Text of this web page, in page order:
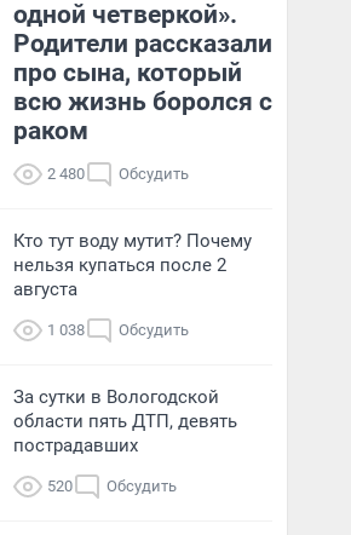
одной четверкой».
Родители рассказали
про сына, который
всю жизнь боролся с
раком
2 480 Обсудить
Кто тут воду мутит? Почему
нельзя купаться после 2
августа
1 038 Обсудить
За сутки в Вологодской
области пять ДТП, девять
пострадавших
520 Обсудить